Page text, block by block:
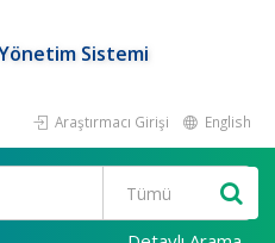
Sistemi
Araştırmacı Girişi English